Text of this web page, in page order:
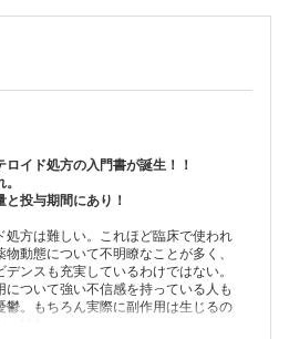
イド処方の入門書が誕生！！
投与期間にあり！
処方は難しい。これほど臨床で使われ
動態について不明瞭なことが多く、
ンスも充実しているわけではない。
ついて強い不信感を持っている人も
鬱。もちろん実際に副作用は生じるの
けない。